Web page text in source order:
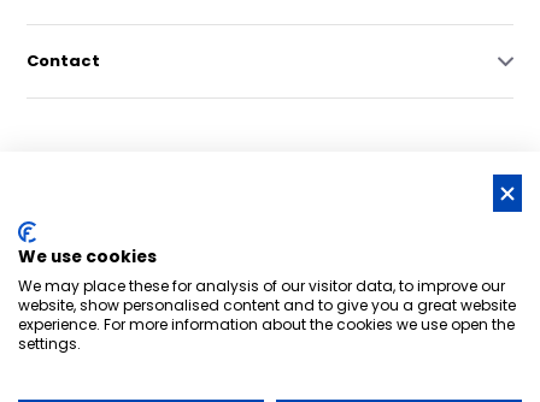
Contact
Nederlands grootste online watersportwinkel | Bootschappen
Watersport8,6- 6.043 reviews
We use cookies
We may place these for analysis of our visitor data, to improve our
website, show personalised content and to give you a great website
experience. For more information about the cookies we use open the
settings.